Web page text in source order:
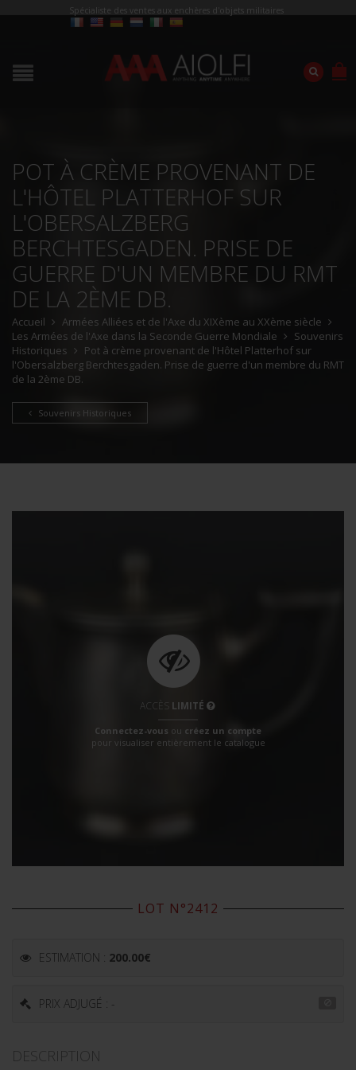
Spécialiste des ventes aux enchères d'objets militaires
POT À CRÈME PROVENANT DE
L'HÔTEL PLATTERHOF SUR
L'OBERSALZBERG
BERCHTESGADEN. PRISE DE
GUERRE D'UN MEMBRE DU RMT
DE LA 2ÈME DB.
Accueil
Armées Alliées et de l'Axe du XIXème au XXème siècle
Les Armées de l'Axe dans la Seconde Guerre Mondiale
Souvenirs
Historiques
Pot à crème provenant de l'Hôtel Platterhof sur
l'Obersalzberg Berchtesgaden. Prise de guerre d'un membre du RMT
de la 2ème DB.
Souvenirs Historiques
ACCÈS LIMITÉ
Connectez-vous ou créez un compte
pour visualiser entièrement le catalogue
LOT N°2412
ESTIMATION : 200.00€
PRIX ADJUGÉ : -
DESCRIPTION